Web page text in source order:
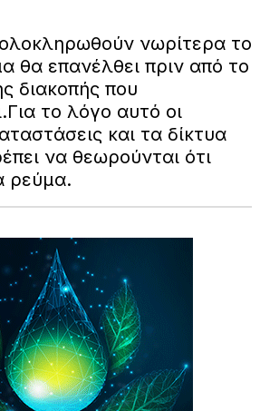
νωρίτερα το
θα επανέλθει πριν από το
διακοπής που
το λόγο αυτό οι
και τα δίκτυα
να θεωρούνται ότι
ρεύμα.